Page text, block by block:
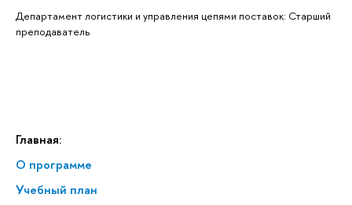
Главная:
О программе
Учебный план
Департамент логистики и управления цепями поставок: Старший
преподаватель